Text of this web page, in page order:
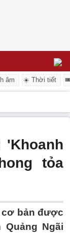
âm ☀️ Thời tiết
'Khoanh
tỏa
cơ bản được
Quảng Ngãi